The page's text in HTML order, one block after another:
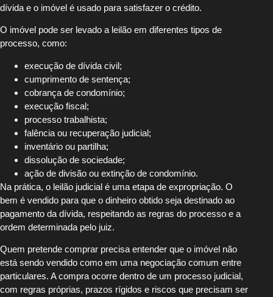
dívida e o imóvel é usado para satisfazer o crédito.
O imóvel pode ser levado a leilão em diferentes tipos de
processo, como:
execução de dívida civil;
cumprimento de sentença;
cobrança de condomínio;
execução fiscal;
processo trabalhista;
falência ou recuperação judicial;
inventário ou partilha;
dissolução de sociedade;
ação de divisão ou extinção de condomínio.
Na prática, o leilão judicial é uma etapa de expropriação. O
bem é vendido para que o dinheiro obtido seja destinado ao
pagamento da dívida, respeitando as regras do processo e a
ordem determinada pelo juiz.
Quem pretende comprar precisa entender que o imóvel não
está sendo vendido como em uma negociação comum entre
particulares. A compra ocorre dentro de um processo judicial,
com regras próprias, prazos rígidos e riscos que precisam ser